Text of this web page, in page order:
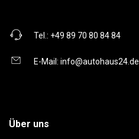
Tel.: +49 89 70 80 84 84
E-Mail: info@autohaus24.de
Über uns